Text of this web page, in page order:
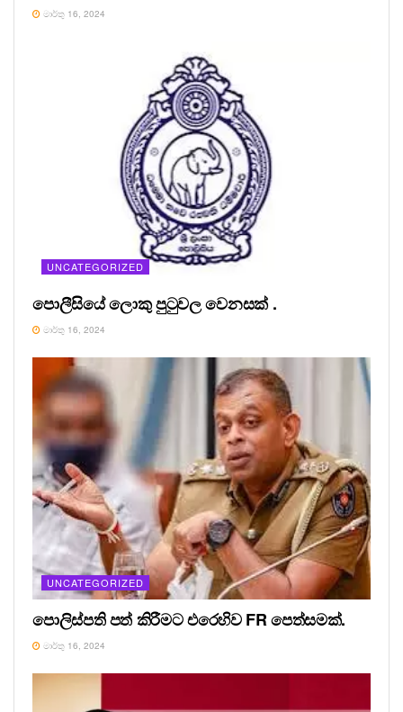
මාර්තු 16, 2024
UNCATEGORIZED
පොලීසියේ ලොකු පුටුවල වෙනසක් .
මාර්තු 16, 2024
UNCATEGORIZED
පොලිස්පති පත් කිරීමට එරෙහිව FR පෙත්සමක්.
මාර්තු 16, 2024